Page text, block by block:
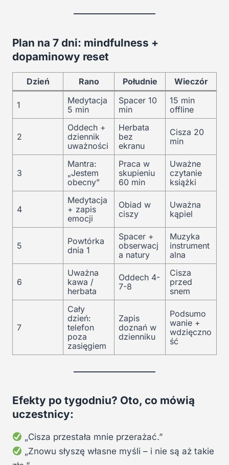
Plan na 7 dni: mindfulness +
dopaminowy reset
Dzień Rano Południe Wieczór
1
Medytacja
5 min
Spacer 10
min
15 min
offline
2
Oddech +
dziennik
uważności
Herbata
bez
ekranu
Cisza 20
min
3
Mantra:
„Jestem
obecny”
Praca w
skupieniu
60 min
Uważne
czytanie
książki
4
Medytacja
+ zapis
emocji
Obiad w
ciszy
Uważna
kąpiel
5
Powtórka
dnia 1
Spacer +
obserwacj
a natury
Muzyka
instrument
alna
6
Uważna
kawa /
herbata
Oddech 4-
7-8
Cisza
przed
snem
7
Cały
dzień:
telefon
poza
zasięgiem
Zapis
doznań w
dzienniku
Podsumo
wanie +
wdzięczno
ść
Efekty po tygodniu? Oto, co mówią
uczestnicy:
„Cisza przestała mnie przerażać.”
„Znowu słyszę własne myśli – i nie są aż takie